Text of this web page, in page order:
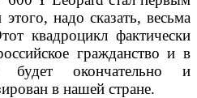
надо сказать, весьма
квадроцикл фактически
гражданствои в
окончательно и
в нашей стране.